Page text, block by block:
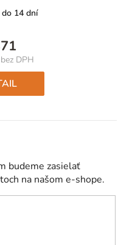
14 dní
DPH
Jednotková
cena:
budeme zasielať
na našom e-shope.